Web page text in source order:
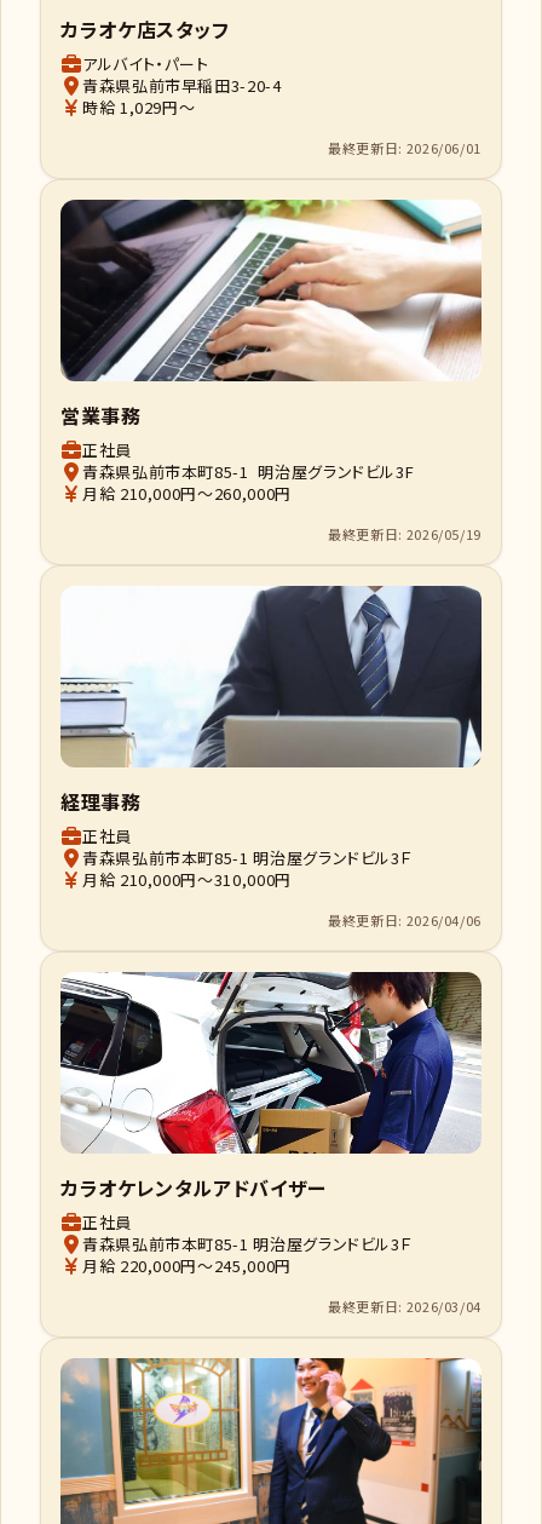
カラオケ店スタッフ
アルバイト・パート
青森県弘前市早稲田3-20-4
時給 1,029円～
最終更新日: 2026/06/01
営業事務
正社員
青森県弘前市本町85-1 明治屋グランドビル3F
月給 210,000円～260,000円
最終更新日: 2026/05/19
経理事務
正社員
青森県弘前市本町85-1 明治屋グランドビル3Ｆ
月給 210,000円～310,000円
最終更新日: 2026/04/06
カラオケレンタルアドバイザー
正社員
青森県弘前市本町85-1 明治屋グランドビル3Ｆ
月給 220,000円～245,000円
最終更新日: 2026/03/04